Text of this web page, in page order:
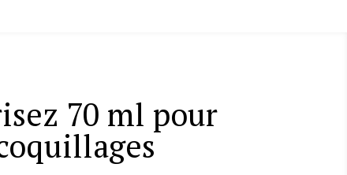
70 ml pour